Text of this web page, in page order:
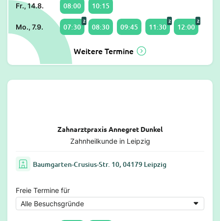
Fr., 14.8. 08:00 10:15
Mo., 7.9. 07:30
2
08:30 09:45 11:30
2
12:00
2
Weitere Termine
Zahnarztpraxis Annegret Dunkel
Zahnheilkunde in Leipzig
Baumgarten-Crusius-Str. 10, 04179 Leipzig
Freie Termine für